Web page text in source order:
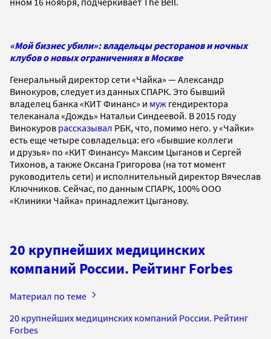
«Мой бизнес убили»: владельцы ресторанов и ночных
клубов о новых ограничениях в Москве
Генеральный директор сети «Чайка» — Александр
Винокуров, следует из данных СПАРК. Это бывший
владелец банка «КИТ Финанс» и муж гендиректора
телеканала «Дождь» Натальи Синдеевой. В 2015 году
Винокуров рассказывал РБК, что, помимо него. у «Чайки»
есть еще четыре совладельца: его «бывшие коллеги
и друзья» по «КИТ Финансу» Максим Цыганов и Сергей
Тихонов, а также Оксана Григорова (на тот момент
руководитель сети) и исполнительный директор Вячеслав
Ключников. Сейчас, по данным СПАРК, 100% ООО
«Клиники Чайка» принадлежит Цыганову.
20 крупнейших медицинских
компаний России. Рейтинг Forbes
Материал по теме
20 крупнейших медицинских компаний России. Рейтинг
Forbes